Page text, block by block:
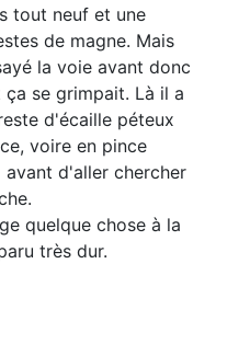
tout neuf et une
de magne. Mais
la voie avant donc
se grimpait. Là il a
d'écaille péteux
voire en pince
d'aller chercher
quelque chose à la
très dur.